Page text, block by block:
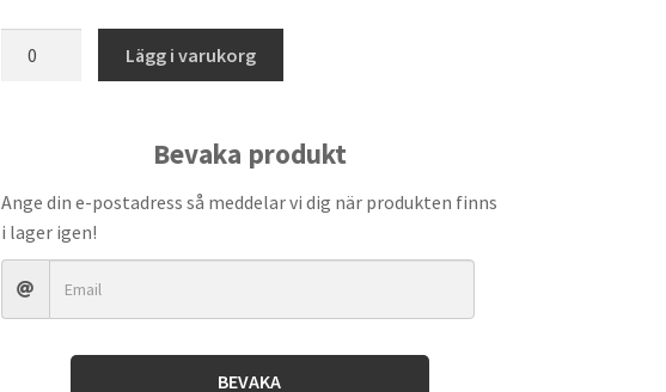
Vacuum
Filling
Machine
Adaptors
Lägg i varukorg
Bevaka produkt
Ange din e-postadress så meddelar vi dig när produkten finns
i lager igen!
BEVAKA